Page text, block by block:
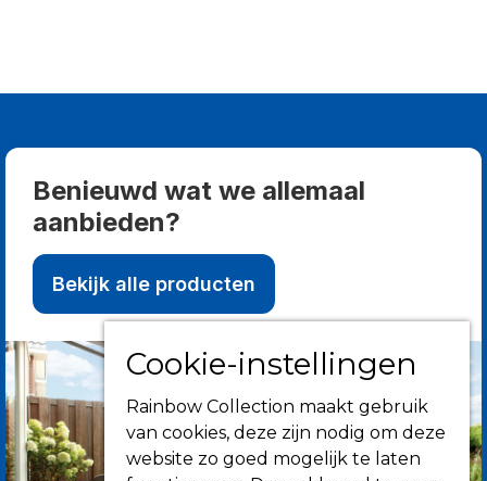
Benieuwd wat we allemaal
aanbieden?
Bekijk alle producten
Cookie-instellingen
Rainbow Collection maakt gebruik
van cookies, deze zijn nodig om deze
website zo goed mogelijk te laten